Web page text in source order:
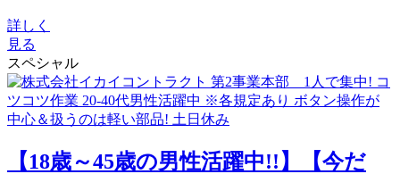
詳しく
見る
スペシャル
【18歳～45歳の男性活躍中!!】【今だ